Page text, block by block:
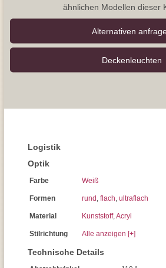
ähnlichen Modellen dieser
Alternativen
Decken­leuchten
Logistik
Optik
Farbe Weiß
Formen rund , flach, ultraflach
Material Kunststoff,Acryl
Stilrichtung Alle anzeigen [+]
Technische Details